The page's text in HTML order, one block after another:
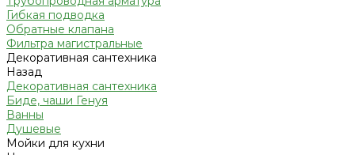
Гибкая подводка
Обратные клапана
Фильтра магистральные
Декоративная сантехника
Назад
Декоративная сантехника
Биде, чаши Генуя
Ванны
Душевые
Мойки для кухни